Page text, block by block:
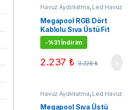
Havuz Aydınlatma, Led Havuz
Lambaları
Megapool RGB Dört
Kablolu Sıva Üstü Fit
Havuz Lambası 36W
-%31 İndirim
2.237 ₺ 3.226₺
Havuz Aydınlatma, Led Havuz
Megapool Sıva Üstü